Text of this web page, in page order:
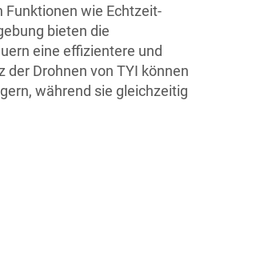
wie Echtzeit-
bieten die
eine effizientere und
der Drohnen von TYI können
während sie gleichzeitig